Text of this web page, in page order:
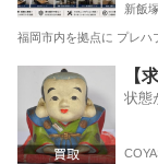
新飯
福岡市内を拠点に プレハ
飯塚市 新
【
状態